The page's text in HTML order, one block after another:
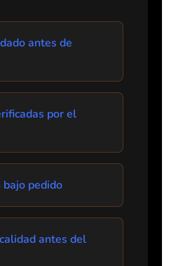
antes de
por el
pedido
antes del